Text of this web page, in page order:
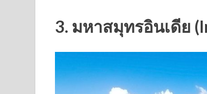
3. มหาสมุทรอินเดีย